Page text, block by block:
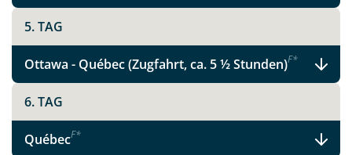
5. TAG
Ottawa - Québec (Zugfahrt, ca. 5 ½ Stunden)F*
6. TAG
QuébecF*